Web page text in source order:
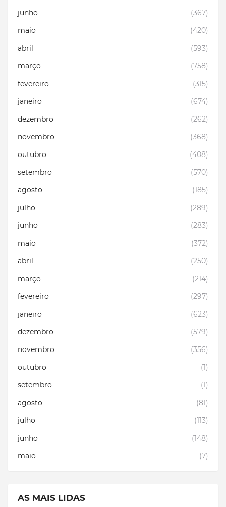
junho
(367)
maio
(420)
abril
(593)
março
(758)
fevereiro
(315)
janeiro
(674)
dezembro
(262)
novembro
(368)
outubro
(408)
setembro
(570)
agosto
(185)
julho
(289)
junho
(283)
maio
(372)
abril
(250)
março
(214)
fevereiro
(297)
janeiro
(623)
dezembro
(579)
novembro
(356)
outubro
(1)
setembro
(1)
agosto
(81)
julho
(113)
junho
(148)
maio
(7)
AS MAIS LIDAS